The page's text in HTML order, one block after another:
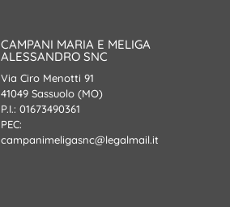
CAMPANI MARIA E MELIGA
ALESSANDRO SNC
Via Ciro Menotti 91
41049 Sassuolo (MO)
P.I.: 01673490361
PEC:
campanimeligasnc@legalmail.it